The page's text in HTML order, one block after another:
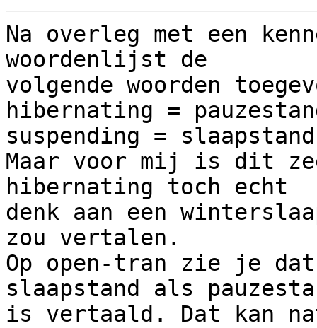
Na overleg met een
woordenlijst de
volgende woorden
hibernating =
suspending = slaapstand
Maar voor mij is dit
hibernating toch echt
denk aan een
zou vertalen.
Op open-tran zie je dat
slaapstand als
is vertaald. Dat kan